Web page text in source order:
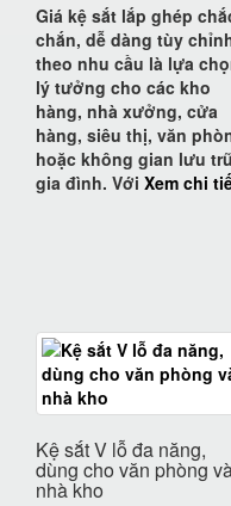
Giá kệ sắt lắp ghép
chắn, dễ dàng tùy
theo nhu cầu là lựa
lý tưởng cho các kho
hàng, nhà xưởng, cửa
hàng, siêu thị, văn
hoặc không gian lưu
gia đình. Với Xem chi
Kệ sắt V lỗ đa năng,
dùng cho văn phòng
nhà kho